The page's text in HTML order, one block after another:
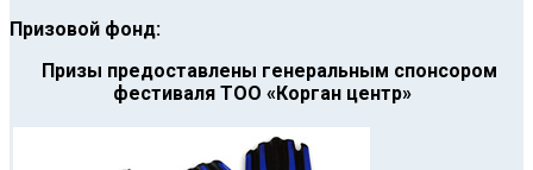
Призовой фонд:
Призы предоставлены генеральным спонсором
фестиваля ТОО «Корган центр»